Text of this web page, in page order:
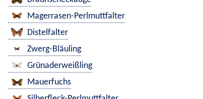
Magerrasen-Perlmuttfalter
Distelfalter
Zwerg-Bläuling
Grünaderweißling
Mauerfuchs